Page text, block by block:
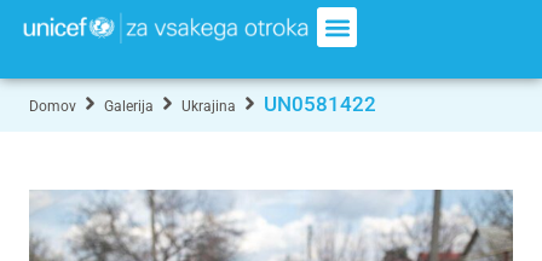
Domov Galerija Ukrajina UN0581422